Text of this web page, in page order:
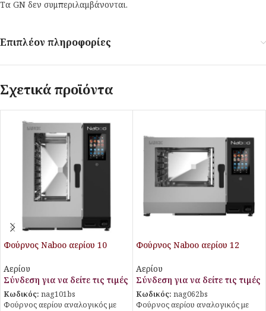
Τα GN δεν συμπεριλαμβάνονται.
Επιπλέον πληροφορίες
Σχετικά προϊόντα
Φούρνος Naboo αερίου 10
Αερίου
Σύνδεση για να δείτε τις τιμές
Κωδικός: nag101bs
Φούρνος αερίου αναλογικός με
Φούρνος Naboo αερίου 12
Αερίου
Σύνδεση για να δείτε τις τιμές
Κωδικός: nag062bs
Φούρνος αερίου αναλογικός με